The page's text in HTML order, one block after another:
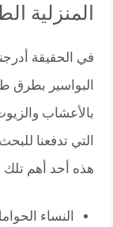
المنزلية
في الحقيقة
البواسير بطرق
بالأعشاب
التي تدفعنا
هذه أحد أهم تلك
النساء